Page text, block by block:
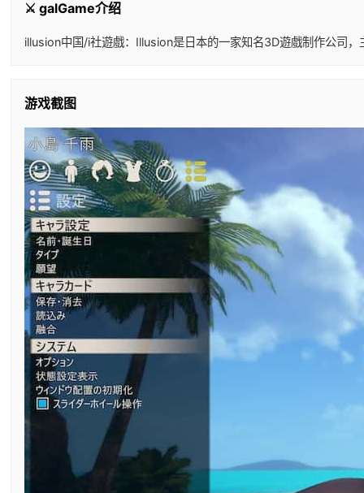
⚔️ galGame介绍
illusion中国/i社遊戲：Illusion是日本的一家知名3D遊戲制作公司
游戏截图